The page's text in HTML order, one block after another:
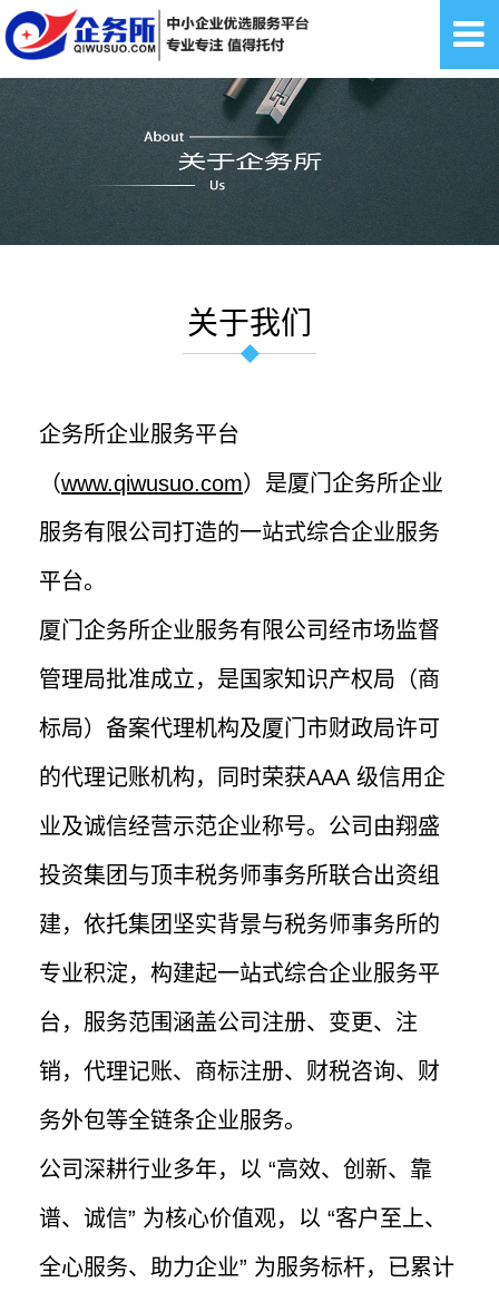
关于我们
企务所企业服务平台
（www.qiwusuo.com）是厦门企务所企业
服务有限公司打造的一站式综合企业服务
平台。
厦门企务所企业服务有限公司经市场监督
管理局批准成立，是国家知识产权局（商
标局）备案代理机构及厦门市财政局许可
的代理记账机构，同时荣获AAA 级信用企
业及诚信经营示范企业称号。公司由翔盛
投资集团与顶丰税务师事务所联合出资组
建，依托集团坚实背景与税务师事务所的
专业积淀，构建起一站式综合企业服务平
台，服务范围涵盖公司注册、变更、注
销，代理记账、商标注册、财税咨询、财
务外包等全链条企业服务。
公司深耕行业多年，以 “高效、创新、靠
谱、诚信” 为核心价值观，以 “客户至上、
全心服务、助力企业” 为服务标杆，已累计